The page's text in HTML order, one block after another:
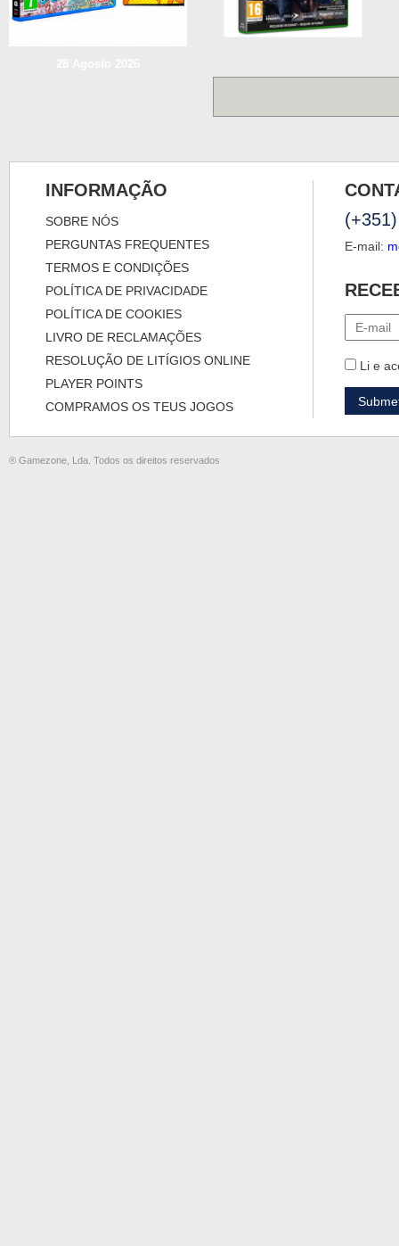
INFORMAÇÃO
SOBRE NÓS
PERGUNTAS FREQUENTES
TERMOS E CONDIÇÕES
POLÍTICA DE PRIVACIDADE
POLÍTICA DE COOKIES
LIVRO DE RECLAMAÇÕES
RESOLUÇÃO DE LITÍGIOS ONLINE
PLAYER POINTS
COMPRAMOS OS TEUS JOGOS
E-mail:
Li e
® Gamezone, Lda. Todos os direitos reservados